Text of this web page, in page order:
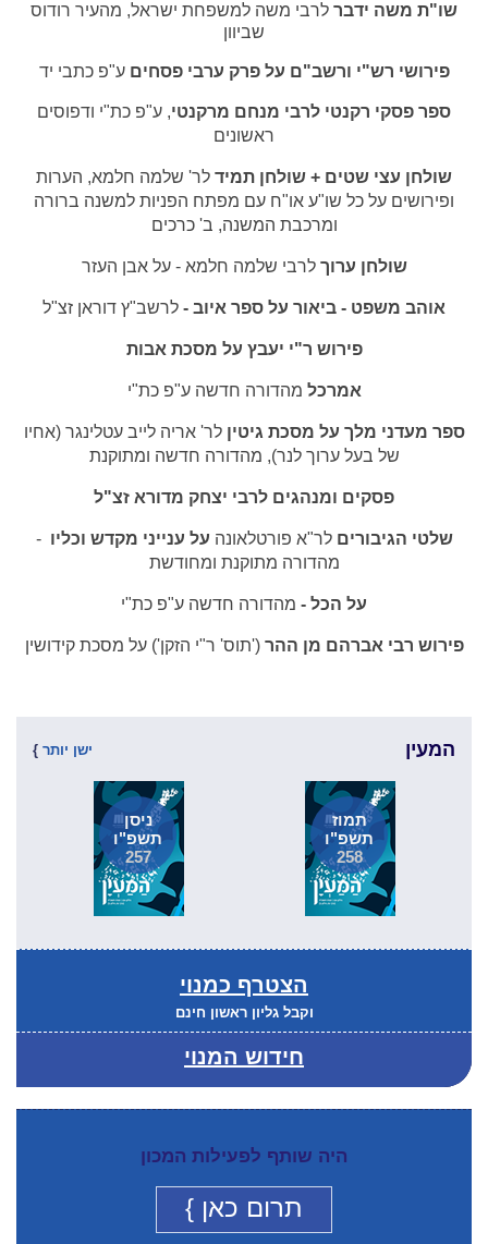
שו"ת משה ידבר לרבי משה למשפחת ישראל, מהעיר רודוס
שביוון
פירושי רש"י ורשב"ם על פרק ערבי פסחים ע"פ כתבי יד
ספר פסקי רקנטי לרבי מנחם מרקנטי, ע"פ כת"י ודפוסים
ראשונים
שולחן עצי שטים + שולחן תמיד לר' שלמה חלמא, הערות
ופירושים על כל שו"ע או"ח עם מפתח הפניות למשנה ברורה
ומרכבת המשנה, ב' כרכים
שולחן ערוך לרבי שלמה חלמא - על אבן העזר
אוהב משפט - ביאור על ספר איוב - לרשב"ץ דוראן זצ"ל
פירוש ר"י יעבץ על מסכת אבות
אמרכל מהדורה חדשה ע"פ כת"י
ספר מעדני מלך על מסכת גיטיןלר' אריה לייב עטלינגר (אחיו
של בעל ערוך לנר), מהדורה חדשה ומתוקנת
פסקים ומנהגים לרבי יצחק מדורא זצ"ל
שלטי הגיבוריםלר"א פורטלאונה על ענייני מקדש וכליו -
מהדורה מתוקנת ומחודשת
על הכל - מהדורה חדשה ע"פ כת"י
פירוש רבי אברהם מן ההר('תוס' ר"י הזקן') על מסכת קידושין
המעין ישן יותר }
תמוז
תשפ"ו
258
ניסן
תשפ"ו
257
הצטרף כמנוי
וקבל גליון ראשון חינם
חידוש המנוי
היה שותף לפעילות המכון
תרום כאן }